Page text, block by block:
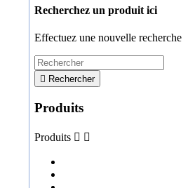
Recherchez un produit ici
Effectuez une nouvelle recherche
 Rechercher
Produits
Produits  